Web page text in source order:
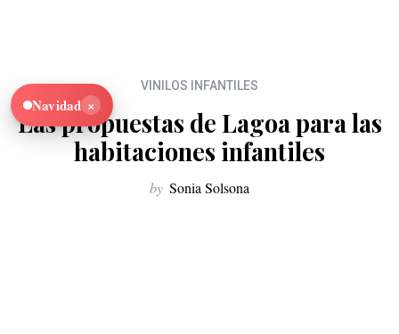
VINILOS INFANTILES
Las propuestas de Lagoa para las
habitaciones infantiles
by Sonia Solsona
Navidad ×